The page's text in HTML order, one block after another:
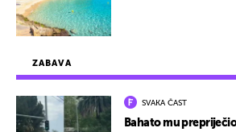
ZABAVA
SVAKA ČAST
Bahato mu